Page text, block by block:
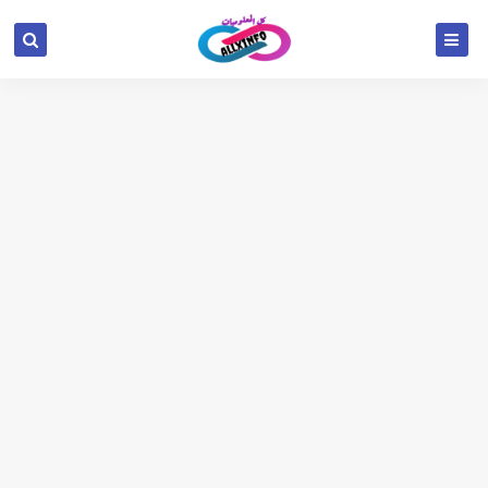
google.com, pub-6654709521456670, DIRECT,
f08c47fec0942fa0